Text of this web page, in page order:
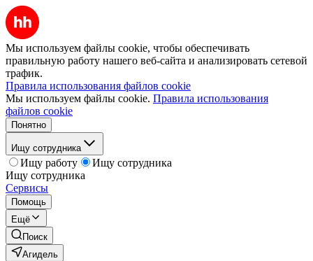
Мы используем файлы cookie, чтобы обеспечивать
правильную работу нашего веб-сайта и анализировать сетевой
трафик.
Правила использования файлов cookie
Мы используем файлы cookie. Правила использования
файлов cookie
Понятно
Ищу сотрудника
Ищу работу
Ищу сотрудника
Ищу сотрудника
Сервисы
Помощь
Ещё
Поиск
Агидель